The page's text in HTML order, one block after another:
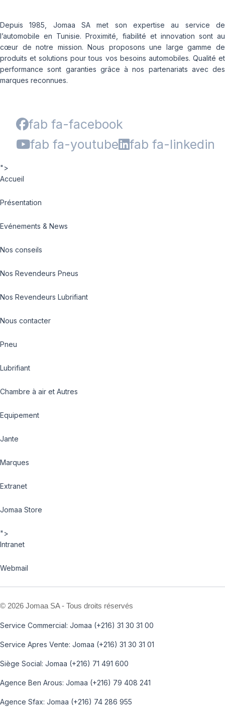
Depuis 1985, Jomaa SA met son expertise au service de
l’automobile en Tunisie. Proximité, fiabilité et innovation sont au
cœur de notre mission. Nous proposons une large gamme de
produits et solutions pour tous vos besoins automobiles. Qualité et
performance sont garanties grâce à nos partenariats avec des
marques reconnues.
fab fa-facebook
fab fa-youtube
fab fa-linkedin
">
Accueil
Présentation
Evénements & News
Nos conseils
Nos Revendeurs Pneus
Nos Revendeurs Lubrifiant
Nous contacter
Pneu
Lubrifiant
Chambre à air et Autres
Equipement
Jante
Marques
Extranet
Jomaa Store
">
Intranet
Webmail
© 2026 Jomaa SA - Tous droits réservés
Service Commercial: Jomaa (+216) 31 30 31 00
Service Apres Vente: Jomaa (+216) 31 30 31 01
Siège Social: Jomaa (+216) 71 491 600
Agence Ben Arous: Jomaa (+216) 79 408 241
Agence Sfax: Jomaa (+216) 74 286 955